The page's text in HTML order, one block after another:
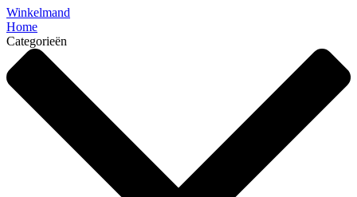
Winkelmand
Home
Categorieën